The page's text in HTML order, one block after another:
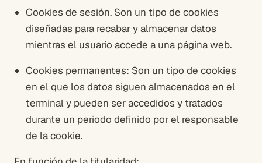
Cookies de sesión. Son un tipo de cookies
diseñadas para recabar y almacenar datos
mientras el usuario accede a una página web.
Cookies permanentes: Son un tipo de cookies
en el que los datos siguen almacenados en el
terminal y pueden ser accedidos y tratados
durante un periodo definido por el responsable
de la cookie.